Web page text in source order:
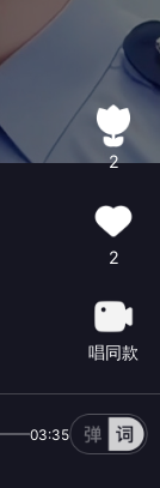
2
2
唱同款
03:35